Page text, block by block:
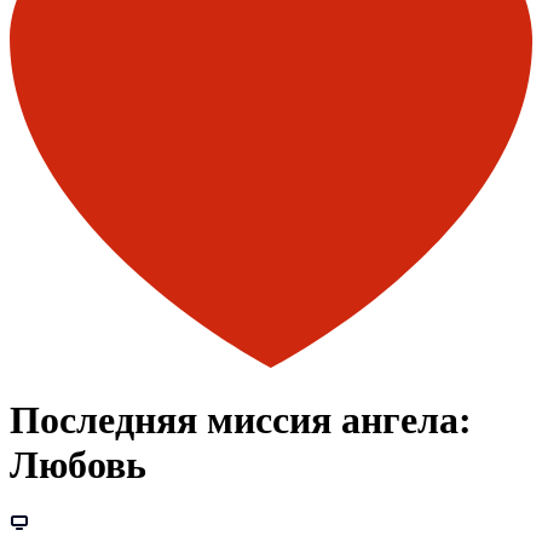
Последняя миссия ангела:
Любовь